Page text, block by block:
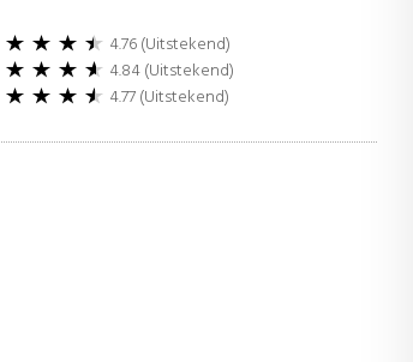
4.76 (Uitstekend)
4.84 (Uitstekend)
4.77 (Uitstekend)